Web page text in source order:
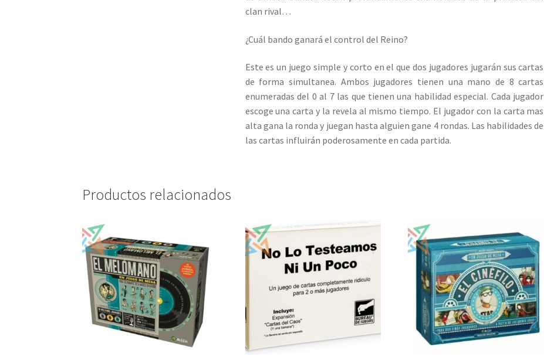
clan rival…
¿Cuál bando ganará el control del Reino?
Este es un juego simple y corto en el que dos jugadores jugarán sus cartas
de forma simultanea. Ambos jugadores tienen una mano de 8 cartas
enumeradas del 0 al 7 las que tienen una habilidad especial. Cada jugador
escoge una carta y la revela al mismo tiempo. El jugador con la carta mas
alta gana la ronda y juegan hasta alguien gane 4 rondas. Las habilidades de
las cartas influirán poderosamente en cada partida.
Productos relacionados